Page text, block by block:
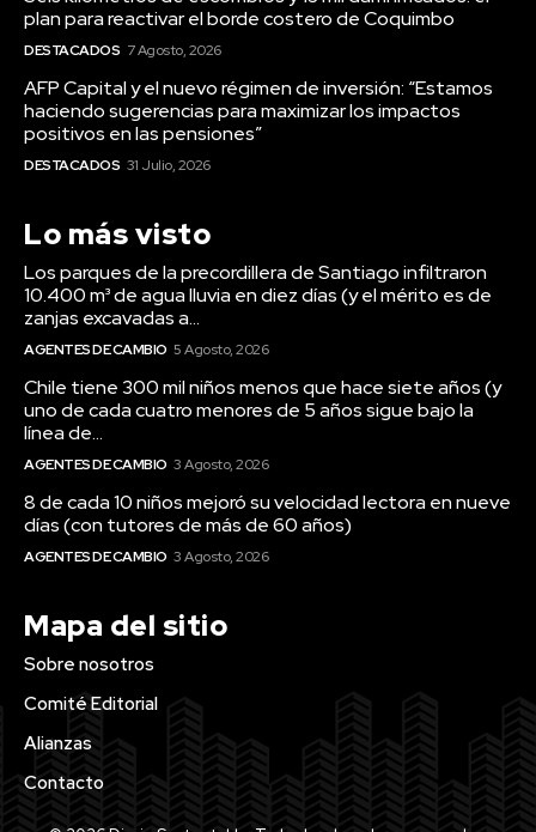
plan para reactivar el borde costero de Coquimbo
DESTACADOS 7 Agosto, 2026
AFP Capital y el nuevo régimen de inversión: “Estamos
haciendo sugerencias para maximizar los impactos
positivos en las pensiones”
DESTACADOS 31 Julio, 2026
Lo más visto
Los parques de la precordillera de Santiago infiltraron
10.400 m³ de agua lluvia en diez días (y el mérito es de
zanjas excavadas a...
AGENTES DE CAMBIO 5 Agosto, 2026
Chile tiene 300 mil niños menos que hace siete años (y
uno de cada cuatro menores de 5 años sigue bajo la
línea de...
AGENTES DE CAMBIO 3 Agosto, 2026
8 de cada 10 niños mejoró su velocidad lectora en nueve
días (con tutores de más de 60 años)
AGENTES DE CAMBIO 3 Agosto, 2026
Mapa del sitio
Sobre nosotros
Comité Editorial
Alianzas
Contacto